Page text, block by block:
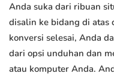
Anda suka dari ribuan
disalin ke bidang di atas
konversi selesai, Anda
dari opsi unduhan dan
atau komputer Anda.